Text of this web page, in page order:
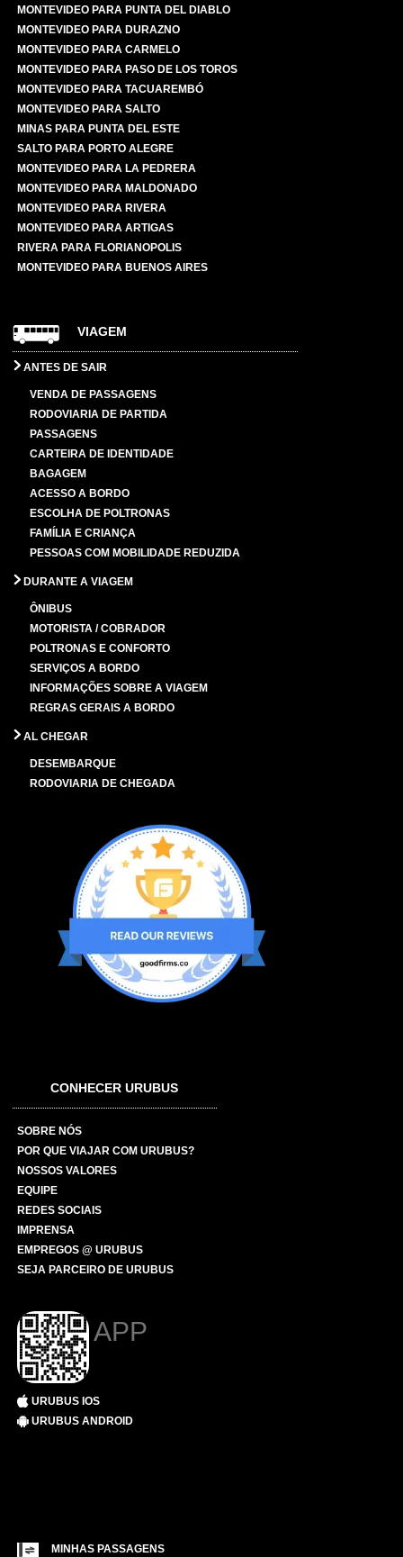
MONTEVIDEO PARA PUNTA DEL DIABLO
MONTEVIDEO PARA DURAZNO
MONTEVIDEO PARA CARMELO
MONTEVIDEO PARA PASO DE LOS TOROS
MONTEVIDEO PARA TACUAREMBÓ
MONTEVIDEO PARA SALTO
MINAS PARA PUNTA DEL ESTE
SALTO PARA PORTO ALEGRE
MONTEVIDEO PARA LA PEDRERA
MONTEVIDEO PARA MALDONADO
MONTEVIDEO PARA RIVERA
MONTEVIDEO PARA ARTIGAS
RIVERA PARA FLORIANOPOLIS
MONTEVIDEO PARA BUENOS AIRES
VIAGEM
ANTES DE SAIR
VENDA DE PASSAGENS
RODOVIARIA DE PARTIDA
PASSAGENS
CARTEIRA DE IDENTIDADE
BAGAGEM
ACESSO A BORDO
ESCOLHA DE POLTRONAS
FAMÍLIA E CRIANÇA
PESSOAS COM MOBILIDADE REDUZIDA
DURANTE A VIAGEM
ÔNIBUS
MOTORISTA / COBRADOR
POLTRONAS E CONFORTO
SERVIÇOS A BORDO
INFORMAÇÕES SOBRE A VIAGEM
REGRAS GERAIS A BORDO
AL CHEGAR
DESEMBARQUE
RODOVIARIA DE CHEGADA
CONHECER URUBUS
SOBRE NÓS
POR QUE VIAJAR COM URUBUS?
NOSSOS VALORES
EQUIPE
REDES SOCIAIS
IMPRENSA
EMPREGOS @ URUBUS
SEJA PARCEIRO DE URUBUS
APP
URUBUS IOS
URUBUS ANDROID
MINHAS PASSAGENS